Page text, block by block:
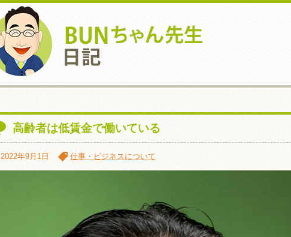
高齢者は低賃金で働いている
2022年9月1日 仕事・ビジネスについて